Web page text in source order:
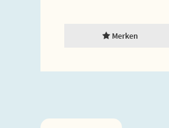
Merken